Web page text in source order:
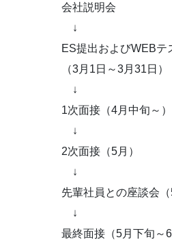
会社説明会
↓
ES提出およびWEBテ
（3月1日～3月31日）
↓
1次面接（4月中旬～）
↓
2次面接（5月）
↓
先輩社員との座談会
↓
最終面接（5月下旬～6